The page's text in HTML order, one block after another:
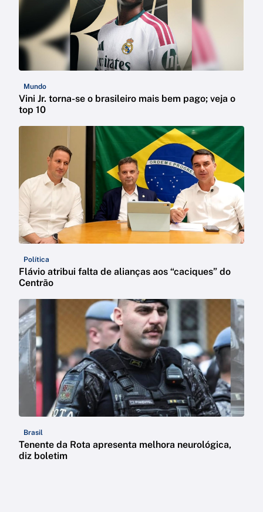
Mundo
Vini Jr. torna-se o brasileiro mais bem pago; veja o
top 10
Política
Flávio atribui falta de alianças aos “caciques” do
Centrão
Brasil
Tenente da Rota apresenta melhora neurológica,
diz boletim